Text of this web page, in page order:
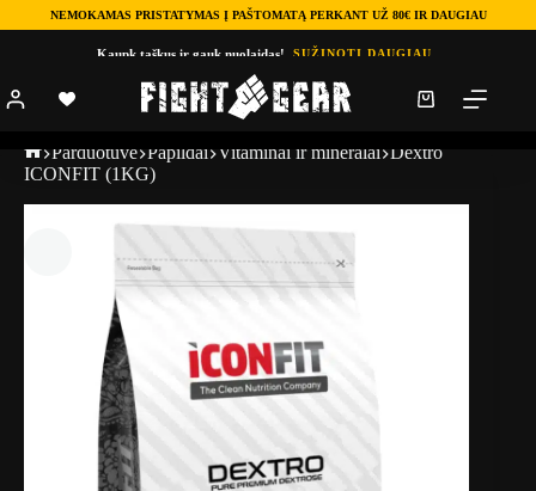
NEMOKAMAS PRISTATYMAS Į PAŠTOMATĄ PERKANT UŽ 80€ IR DAUGIAU
Kaupk taškus ir gauk nuolaidas! SUŽINOTI DAUGIAU
Parduotuve Papildai Vitaminai ir mineralai Dextro
ICONFIT (1KG)